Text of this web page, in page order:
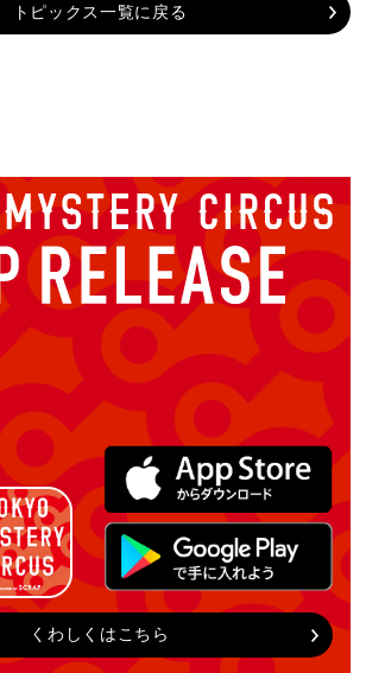
トピックス一覧に戻る
くわしくはこちら